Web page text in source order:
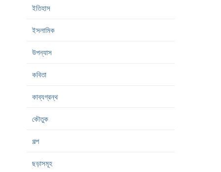
ইতিহাস
ইসলামিক
উপন্যাস
কবিতা
কাব্যগ্রন্থ
কৌতুক
গল্প
ছড়াসমূহ